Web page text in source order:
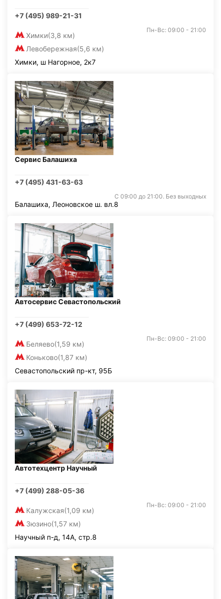
+7 (495) 989-21-31
Химки(3,8 км)
Левобережная(5,6 км)
Пн-Вс: 09:00 - 21:00
Химки, ш Нагорное, 2к7
Сервис Балашиха
+7 (495) 431-63-63
С 09:00 до 21:00. Без выходных
Балашиха, Леоновское ш. вл.8
Автосервис Севастопольский
+7 (499) 653-72-12
Беляево(1,59 км)
Коньково(1,87 км)
Пн-Вс: 09:00 - 21:00
Севастопольский пр-кт, 95Б
Автотехцентр Научный
+7 (499) 288-05-36
Калужская(1,09 км)
Зюзино(1,57 км)
Пн-Вс: 09:00 - 21:00
Научный п-д, 14А, стр.8